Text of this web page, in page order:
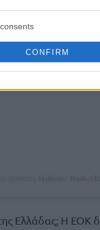
CONFIRM
Ελλάδας; Η ΕΟΚ